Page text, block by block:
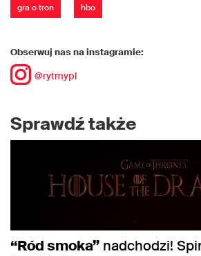
gra o tron hbo
Obserwuj nas na instagramie:
@rytmypl
Sprawdź także
“Ród smoka” nadchodzi!